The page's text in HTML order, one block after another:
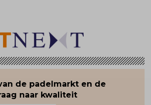
de padelmarkt en de
naar kwaliteit